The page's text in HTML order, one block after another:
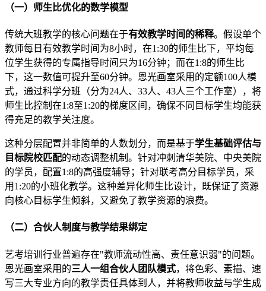
（一）师生比优化的数学模型
传统大班教学的核心问题在于有效教学时间的稀释。假设单个
教师每日有效教学时间为8小时，在1:30的师生比下，平均每
位学生获得的专属指导时间只为16分钟；而在1:8的师生比
下，这一数值可提升至60分钟。恩光画室采用的定额100人模
式，通过科学分班（分为24人、33人、43人三个工作室），将
师生比控制在1:8至1:20的梯度区间，确保不同目标学生均能获
得充足的教学关注度。
这种分层配置并非简单的人数划分，而是基于学生基础评估与
目标院校匹配的动态调整机制。针对冲刺清华美院、中央美院
的学员，配置1:8的高强度辅导；针对联考高分目标学员，采
用1:20的小班化教学。这种差异化师生比设计，既保证了资源
向核心目标学生倾斜，又避免了教学资源的浪费。
（二）合伙人制度与教学结果绑定
艺考培训行业普遍存在"教师流动性高、责任意识弱"的问题。
恩光画室采用的三人一组合伙人团队模式，将色彩、素描、速
写三大专业方向的教学责任具体到人，并将教师收益与学生成